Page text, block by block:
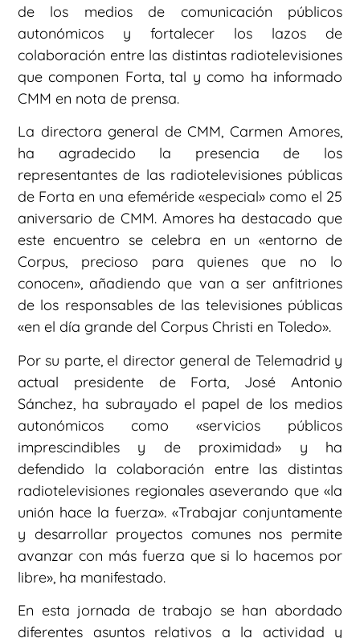
de los medios de comunicación públicos
autonómicos y fortalecer los lazos de
colaboración entre las distintas radiotelevisiones
que componen Forta, tal y como ha informado
CMM en nota de prensa.
La directora general de CMM, Carmen Amores,
ha agradecido la presencia de los
representantes de las radiotelevisiones públicas
de Forta en una efeméride «especial» como el 25
aniversario de CMM. Amores ha destacado que
este encuentro se celebra en un «entorno de
Corpus, precioso para quienes que no lo
conocen», añadiendo que van a ser anfitriones
de los responsables de las televisiones públicas
«en el día grande del Corpus Christi en Toledo».
Por su parte, el director general de Telemadrid y
actual presidente de Forta, José Antonio
Sánchez, ha subrayado el papel de los medios
autonómicos como «servicios públicos
imprescindibles y de proximidad» y ha
defendido la colaboración entre las distintas
radiotelevisiones regionales aseverando que «la
unión hace la fuerza». «Trabajar conjuntamente
y desarrollar proyectos comunes nos permite
avanzar con más fuerza que si lo hacemos por
libre», ha manifestado.
En esta jornada de trabajo se han abordado
diferentes asuntos relativos a la actividad y